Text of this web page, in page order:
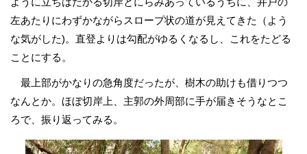
左あたりにわずかながらスロープ状の道が見えてきた（よう
な気がした)。直登よりは勾配がゆるくなるし、これをたどる
ことにする。
最上部がかなりの急角度だったが、樹木の助けも借りつつ
なんとか。ほぼ切岸上、主郭の外周部に手が届きそうなとこ
ろで、振り返ってみる。